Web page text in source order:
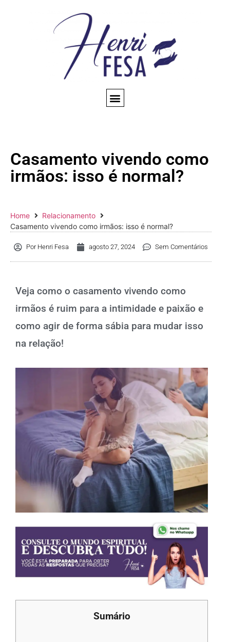
Casamento vivendo como
irmãos: isso é normal?
Home
Relacionamento
Casamento vivendo como irmãos: isso é normal?
PorHenri Fesa agosto 27, 2024 Sem Comentários
Veja como o casamento vivendo como
irmãos é ruim para a intimidade e paixão e
como agir de forma sábia para mudar isso
na relação!
Sumário